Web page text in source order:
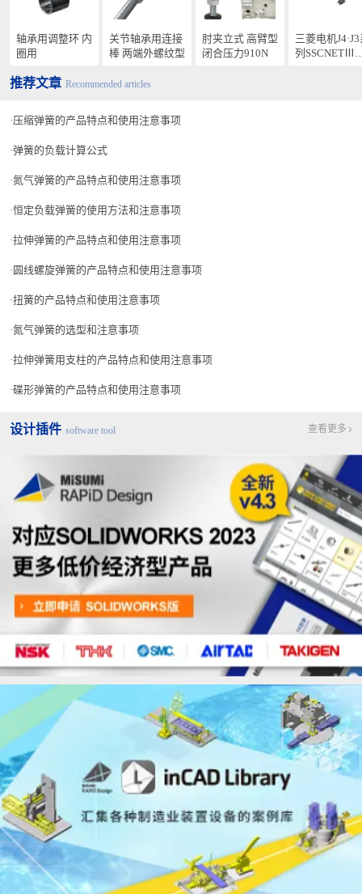
轴承用调整环 内
圈用
关节轴承用连接
棒 两端外螺纹型
肘夹立式 高臂型
闭合压力910N
三菱电机J4·J3
列SSCNETⅢ
推荐文章 Recommended articles
压缩弹簧的产品特点和使用注意事项
弹簧的负载计算公式
氮气弹簧的产品特点和使用注意事项
恒定负载弹簧的使用方法和注意事项
拉伸弹簧的产品特点和使用注意事项
圆线螺旋弹簧的产品特点和使用注意事项
扭簧的产品特点和使用注意事项
氮气弹簧的选型和注意事项
拉伸弹簧用支柱的产品特点和使用注意事项
碟形弹簧的产品特点和使用注意事项
设计插件 software tool 查看更多